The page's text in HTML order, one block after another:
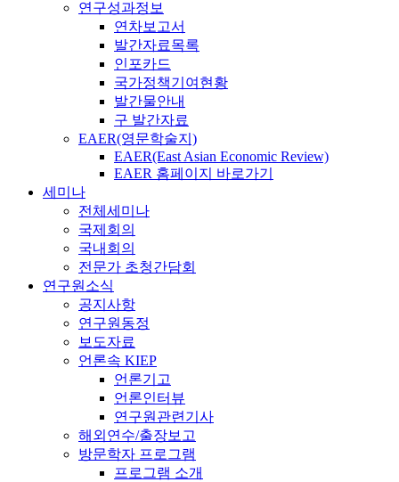
연구성과정보
연차보고서
발간자료목록
인포카드
국가정책기여현황
발간물안내
구 발간자료
EAER(영문학술지)
EAER(East Asian Economic Review)
EAER 홈페이지 바로가기
세미나
전체세미나
국제회의
국내회의
전문가 초청간담회
연구원소식
공지사항
연구원동정
보도자료
언론속 KIEP
언론기고
언론인터뷰
연구원관련기사
해외연수/출장보고
방문학자 프로그램
프로그램 소개